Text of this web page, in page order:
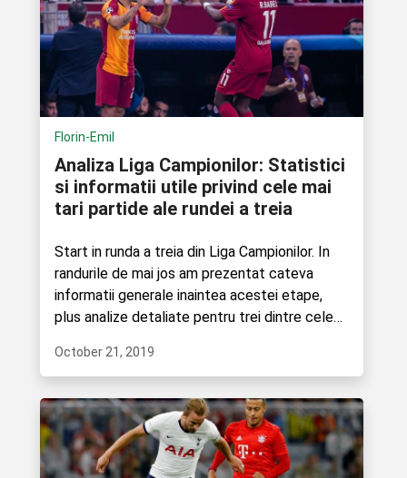
Florin-Emil
Analiza Liga Campionilor: Statistici
si informatii utile privind cele mai
tari partide ale rundei a treia
Start in runda a treia din Liga Campionilor. In
randurile de mai jos am prezentat cateva
informatii generale inaintea acestei etape,
plus analize detaliate pentru trei dintre cele
October 21, 2019